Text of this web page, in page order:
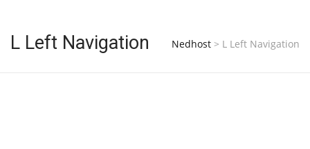
L Left Navigation Nedhost > L Left Navigation